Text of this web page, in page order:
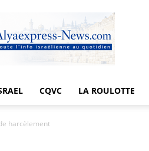
CQVC LA ROULOTTE
harcèlement